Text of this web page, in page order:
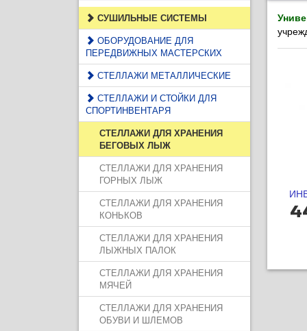
СУШИЛЬНЫЕ СИСТЕМЫ
ОБОРУДОВАНИЕ ДЛЯ
ПЕРЕДВИЖНЫХ МАСТЕРСКИХ
СТЕЛЛАЖИ МЕТАЛЛИЧЕСКИЕ
СТЕЛЛАЖИ И СТОЙКИ ДЛЯ
СПОРТИНВЕНТАРЯ
СТЕЛЛАЖИ ДЛЯ ХРАНЕНИЯ
БЕГОВЫХ ЛЫЖ
СТЕЛЛАЖИ ДЛЯ ХРАНЕНИЯ
ГОРНЫХ ЛЫЖ
СТЕЛЛАЖИ ДЛЯ ХРАНЕНИЯ
КОНЬКОВ
СТЕЛЛАЖИ ДЛЯ ХРАНЕНИЯ
ЛЫЖНЫХ ПАЛОК
СТЕЛЛАЖИ ДЛЯ ХРАНЕНИЯ
МЯЧЕЙ
СТЕЛЛАЖИ ДЛЯ ХРАНЕНИЯ
ОБУВИ И ШЛЕМОВ